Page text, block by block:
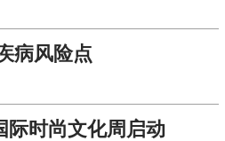
病风险点
际时尚文化周启动